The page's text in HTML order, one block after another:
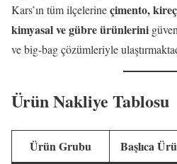
Kars’ın tüm ilçelerineçimento,
kimyasal ve gübre ürünlerini
ve big-bag çözümleriyle
Ürün Nakliye Tablosu
Ürün Grubu Başlıca